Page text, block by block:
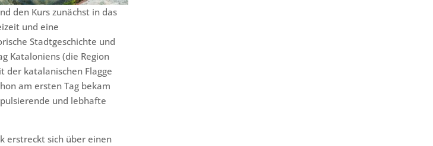
den Kurs zunächst in das
und eine
Stadtgeschichte und
Kataloniens (die Region
der katalanischen Flagge
am ersten Tag bekam
und lebhafte
erstreckt sich über einen